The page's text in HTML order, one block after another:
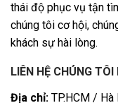
thái độ phục vụ tận
chúng tôi cơ hội,
khách sự hài lòng.
LIÊN HỆ CHÚNG TÔI
Địa chỉ: TP.HCM / Hà